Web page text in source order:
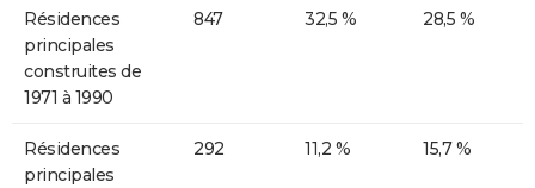
Résidences
principales
construites de
1971 à 1990
847 32,5 % 28,5 %
Résidences
principales
292 11,2 % 15,7 %